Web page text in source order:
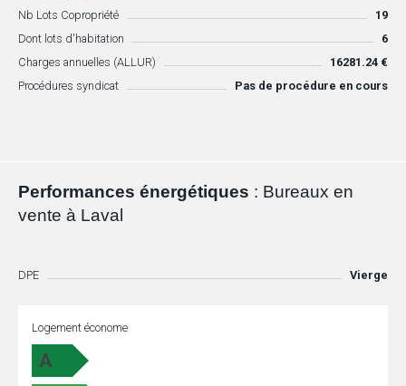
Nb Lots Copropriété
19
Dont lots d'habitation
6
Charges annuelles (ALLUR)
16281.24 €
Procédures syndicat
Pas de procédure en cours
Performances énergétiques : Bureaux en
vente à Laval
DPE Vierge
Logement économe
A